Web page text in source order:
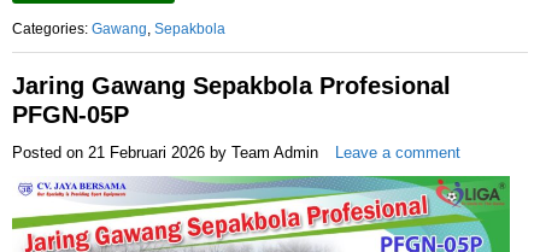
Categories: Gawang Sepakbola
Jaring Gawang Sepakbola Profesional
PFGN-05P
Posted on 21 Februari 2026 by Team Admin Leave a comment